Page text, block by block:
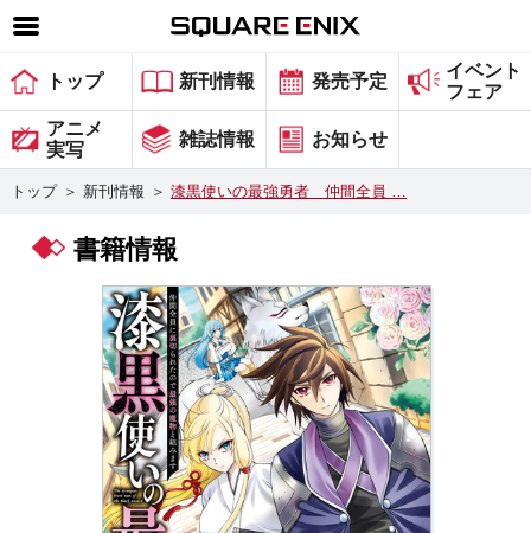
SQUARE ENIX 公式サイトメニュー
ゲーム
マガジン＆ブックス
グッズ
会社情報 採用情報
スクウェア・エニックス サイト内検索
トップ 新刊情報 発売予定
イベント
フェア
アニメ
実写
雑誌情報 お知らせ
トップ ＞ 新刊情報 ＞ 漆黒使いの最強勇者 仲間全員 …
書籍情報